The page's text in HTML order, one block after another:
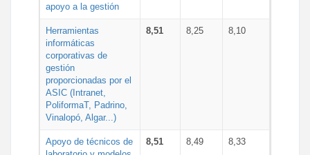
apoyo a la gestión
Herramientas
informáticas
corporativas de
gestión
proporcionadas por el
ASIC (Intranet,
PoliformaT, Padrino,
Vinalopó, Algar...)
8,51 8,25 8,10
Apoyo de técnicos de
8,51 8,49 8,33